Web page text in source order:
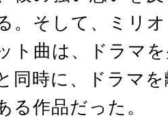
。そして、ミリ
ト曲は、ドラマ
同時に、ドラマ
る作品だった。